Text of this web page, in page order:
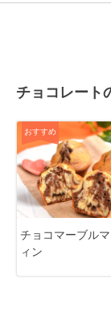
チョコレート
おすすめ
チョコマーブルマ
ィン